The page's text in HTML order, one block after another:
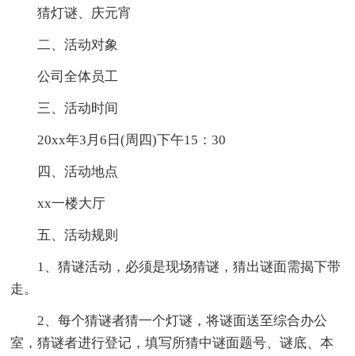
猜灯谜、庆元宵
二、活动对象
公司全体员工
三、活动时间
20xx年3月6日(周四)下午15：30
四、活动地点
xx一楼大厅
五、活动规则
1、猜谜活动，必须是现场猜谜，猜出谜面需揭下带
走。
2、每个猜谜者猜一个灯谜，将谜面送至综合办公
室，猜谜者进行登记，填写所猜中谜面题号、谜底、本